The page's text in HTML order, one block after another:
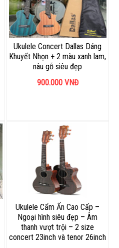
Ukulele Concert Dallas Dáng
Khuyết Nhọn + 2 màu xanh lam,
nâu gỗ siêu đẹp
900.000VNĐ
Ukulele Cẩm Ấn Cao Cấp –
Ngoại hình siêu đẹp – Âm
thanh vượt trội – 2 size
concert 23inch và tenor 26inch